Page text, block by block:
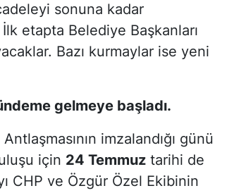
sonuna kadar
etapta Belediye Başkanları
Bazı kurmaylar ise yeni
gelmeye başladı.
imzalandığı günü
için 24 Temmuztarihi de
CHP ve Özgür Özel Ekibinin